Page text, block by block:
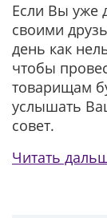
Если Вы уже
своими
день как
чтобы
товарищам
услышать
совет.
Читать